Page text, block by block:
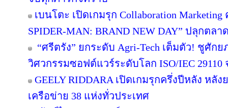
เบนโตะ เปิดเกมรุก Collaboration
SPIDER-MAN: BRAND NEW DAY” ปลุกต
“ศรีตรัง” ยกระดับ Agri-Tech เต็มตัว! ชูศัก
วิศวกรรมซอฟต์แวร์ระดับโลก ISO/IEC 29110
GEELY RIDDARA เปิดเกมรุกครึ่งปีหลัง หลั
เครือข่าย 38 แห่งทั่วประเทศ